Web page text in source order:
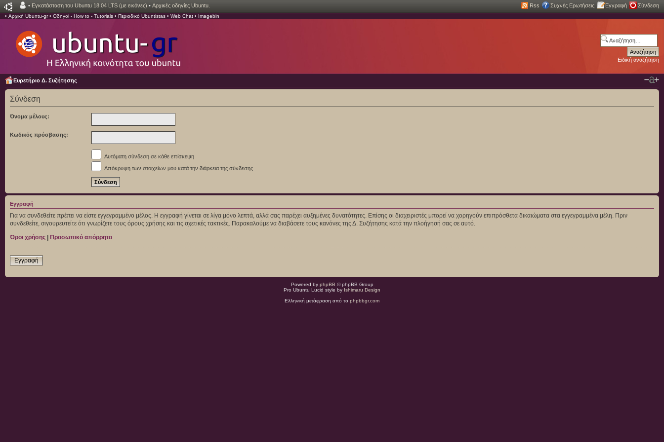
• Εγκατάσταση του Ubuntu 18.04 LTS (με εικόνες) • Αρχικές οδηγίες Ubuntu. Rss Συχνές Ερωτήσεις Εγγραφή Σύνδεση
• Αρχική Ubuntu-gr• Οδηγοί - How to - Tutorials • Περιοδικό Ubuntistas • Web Chat • Imagebin
Ειδική αναζήτηση
Ευρετήριο Δ. Συζήτησης
Σύνδεση
Όνομα μέλους:
Κωδικός πρόσβασης:
Αυτόματη σύνδεση σε κάθε επίσκεψη
Απόκρυψη των στοιχείων μου κατά την διάρκεια της σύνδεσης
Εγγραφή
Για να συνδεθείτε πρέπει να είστε εγγεγραμμένο μέλος. Η εγγραφή γίνεται σε λίγα μόνο λεπτά, αλλά σας παρέχει αυξημένες δυνατότητες. Επίσης οι διαχειριστές μπορεί να χορηγούν επιπρόσθετα δικαιώματα στα εγγεγραμμένα μέλη. Πριν
συνδεθείτε, σιγουρευτείτε ότι γνωρίζετε τους όρους χρήσης και τις σχετικές τακτικές. Παρακαλούμε να διαβάσετε τους κανόνες της Δ. Συζήτησης κατά την πλοήγησή σας σε αυτό.
Όροι χρήσης | Προσωπικό απόρρητο
Εγγραφή
Powered by phpBB © phpBB Group
Pro Ubuntu Lucid style by Ishimaru Design
Ελληνική μετάφραση από το phpbbgr.com